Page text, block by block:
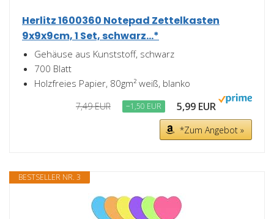
Herlitz 1600360 Notepad Zettelkasten
9x9x9cm, 1 Set, schwarz...*
Gehäuse aus Kunststoff, schwarz
700 Blatt
Holzfreies Papier, 80gm² weiß, blanko
7,49 EUR −1,50 EUR 5,99 EUR
*Zum Angebot »
BESTSELLER NR. 3